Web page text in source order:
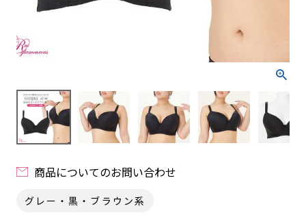
商品についてのお問い合わせ
グレー・黒・ブラウン系